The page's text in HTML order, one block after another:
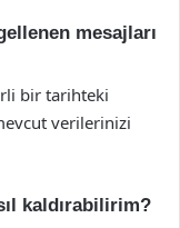
mesajları
bir tarihteki
verilerinizi
kaldırabilirim?